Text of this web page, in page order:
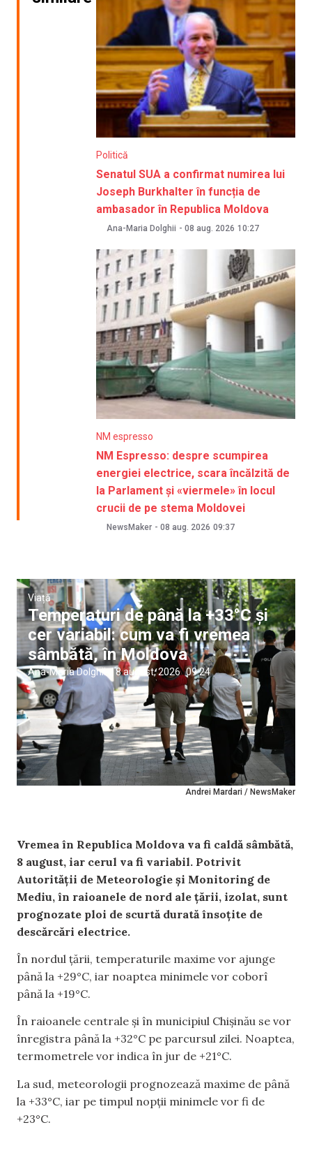
Politică
Senatul SUA a confirmat numirea lui
Joseph Burkhalter în funcția de
ambasador în Republica Moldova
Ana-Maria Dolghii - 08 aug. 2026 10:27
NM espresso
NM Espresso: despre scumpirea
energiei electrice, scara încălzită de
la Parlament și «viermele» în locul
crucii de pe stema Moldovei
NewsMaker - 08 aug. 2026 09:37
Andrei Mardari / NewsMaker
Viață
Temperaturi de până la +33°C și
cer variabil: cum va fi vremea
sâmbătă, în Moldova
Ana-Maria Dolghii |8 august, 2026 09:24
Vremea în Republica Moldova va fi caldă sâmbătă,
8 august, iar cerul va fi variabil. Potrivit
Autorității de Meteorologie și Monitoring de
Mediu, în raioanele de nord ale țării, izolat, sunt
prognozate ploi de scurtă durată însoțite de
descărcări electrice.
În nordul țării, temperaturile maxime vor ajunge
până la +29°C, iar noaptea minimele vor coborî
până la +19°C.
În raioanele centrale și în municipiul Chișinău se vor
înregistra până la +32°C pe parcursul zilei. Noaptea,
termometrele vor indica în jur de +21°C.
La sud, meteorologii prognozează maxime de până
la +33°C, iar pe timpul nopții minimele vor fi de
+23°C.